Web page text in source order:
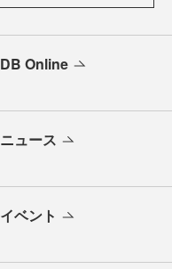
DB Online
ニュース
イベント